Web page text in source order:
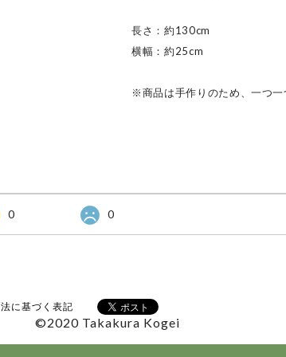
長さ：約130cm
横幅：約25cm
※商品は手作りのため、一つ一
0 0
に基づく表記
©2020 Takakura Kogei